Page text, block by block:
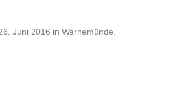
Juni 2016 in Warnemünde.